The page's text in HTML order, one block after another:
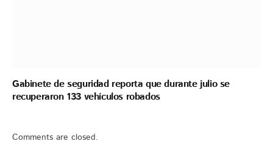
Gabinete de seguridad reporta que durante julio se
recuperaron 133 vehículos robados
Comments are closed.